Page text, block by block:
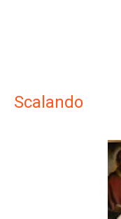
Scalando